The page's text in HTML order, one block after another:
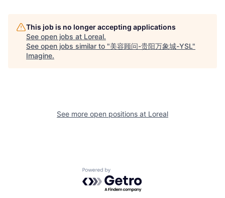
This job is no longer accepting applications
See open jobs at Loreal.
See open jobs similar to "美容顾问-贵阳万象城-YSL"
Imagine.
See more open positions at Loreal
Powered by Getro.com